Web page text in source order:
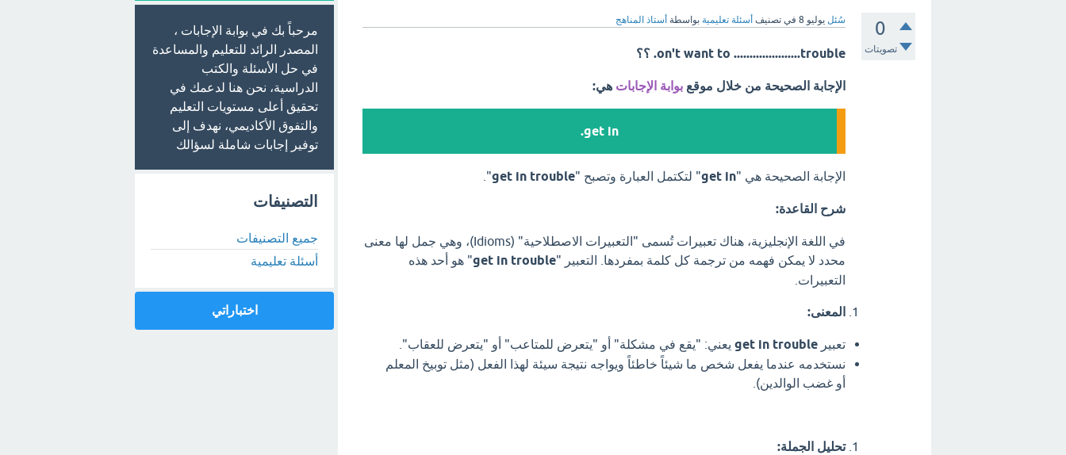
0
تصويتات
سُئل يوليو 8 في تصنيف أسئلة تعليمية بواسطة أستاذ المناهج
on't want to .....................trouble. ؟؟
الإجابة الصحيحة من خلال موقع بوابة الإجابات هي:
get in.
الإجابة الصحيحة هي "get in" لتكتمل العبارة وتصبح "get in trouble
".
شرح القاعدة:
في اللغة الإنجليزية، هناك تعبيرات تُسمى "التعبيرات الاصطلاحية" (Idioms)، وهي جمل لها معنى
محدد لا يمكن فهمه من ترجمة كل كلمة بمفردها. التعبير "get in trouble" هو أحد هذه
التعبيرات.
المعنى:
تعبير get in trouble يعني: "يقع في مشكلة" أو "يتعرض للمتاعب" أو "يتعرض للعقاب".
نستخدمه عندما يفعل شخص ما شيئاً خاطئاً ويواجه نتيجة سيئة لهذا الفعل (مثل توبيخ المعلم
أو غضب الوالدين).
تحليل الجملة:
مرحباً بك في بوابة الإجابات ،
المصدر الرائد للتعليم والمساعدة
في حل الأسئلة والكتب
الدراسية، نحن هنا لدعمك في
تحقيق أعلى مستويات التعليم
والتفوق الأكاديمي، نهدف إلى
توفير إجابات شاملة لسؤالك
التصنيفات
جميع التصنيفات
أسئلة تعليمية
اختباراتي